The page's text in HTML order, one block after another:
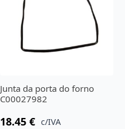
Junta da porta do forno
C00027982
18.45 € c/IVA